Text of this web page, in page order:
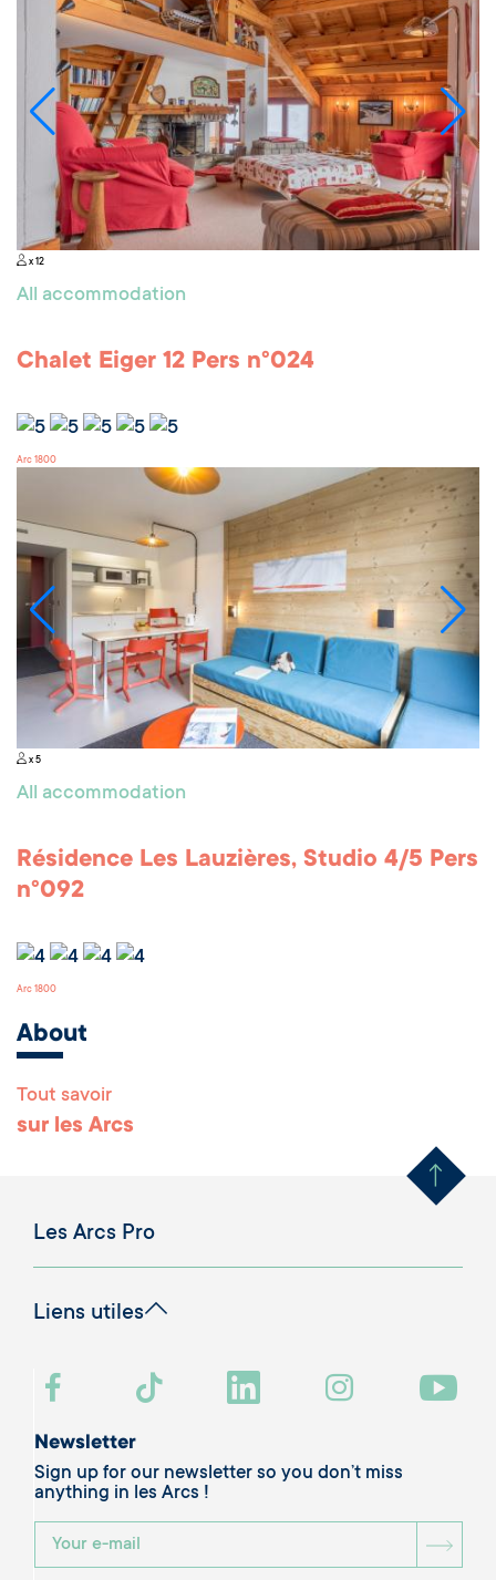
x 12
All accommodation
Chalet Eiger 12 Pers n°024
Arc 1800
x 5
All accommodation
Résidence Les Lauzières, Studio 4/5 Pers
n°092
Arc 1800
About
Tout savoir
sur les Arcs Remonter
Les Arcs Pro
Liens utiles
Newsletter
Sign up for our newsletter so you don’t miss
anything in les Arcs !